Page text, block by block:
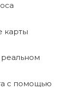
карты
реальном
с помощью